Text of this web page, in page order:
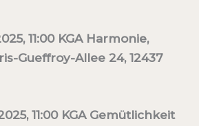
11:00 KGA Harmonie,
Gueffroy-Allee 24, 12437
11:00 KGA Gemütlichkeit